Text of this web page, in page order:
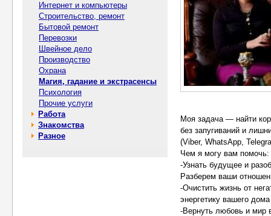
Интернет и компьютеры
Строительство, ремонт
Бытовой ремонт
Перевозки
Швейное дело
Производство
Охрана
Магия, гадание и экстрасенсы
Психология
Прочие услуги
Работа
Знакомства
Разное
Моя задача — найти
без запугиваний и
(Viber, WhatsApp,
Чем я могу вам помочь:
-Узнать будущее и
Разберем ваши
-Очистить жизнь от
энергетику вашего
-Вернуть любовь и мир